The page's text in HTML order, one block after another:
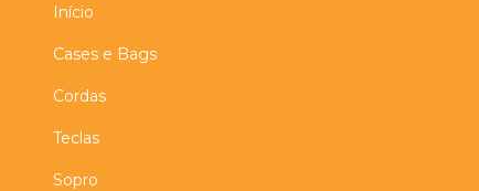
Início
Cases e Bags
Cordas
Teclas
Sopro